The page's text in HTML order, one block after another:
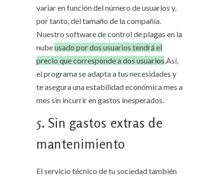
variar en función del número de usuarios y,
por tanto, del tamaño de la compañía.
Nuestro software de control de plagas en la
nubeusado por dos usuarios tendrá el
precio que corresponde a dos usuarios.Así,
el programa se adapta a tus necesidades y
te asegura una estabilidad económica mes a
mes sin incurrir en gastos inesperados.
5. Sin gastos extras de
mantenimiento
El servicio técnico de tu sociedad también